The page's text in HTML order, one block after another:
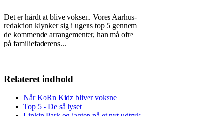
Det er hårdt at blive voksen. Vores Aarhus-
redaktion klynker sig i ugens top 5 gennem
de kommende arrangementer, han må ofre
på familiefaderens...
Relateret indhold
Når KoRn Kidz bliver voksne
Top 5 - De så lyset